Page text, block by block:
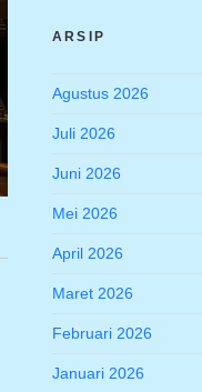
ARSIP
Agustus 2026
Juli 2026
Juni 2026
Mei 2026
April 2026
Maret 2026
Februari 2026
Januari 2026